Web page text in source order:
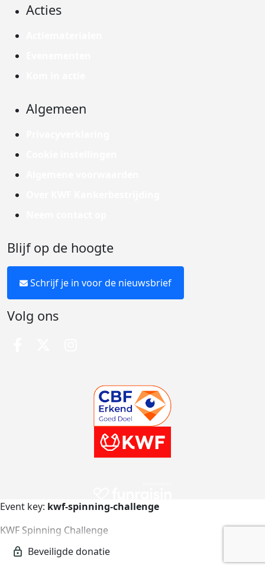
Acties
Algemeen
Blijf op de hoogte
Schrijf je in voor de nieuwsbrief
Volg ons
Event key: kwf-spinning-challenge
KWF Spinning Challenge
kwf-spinning-challenge